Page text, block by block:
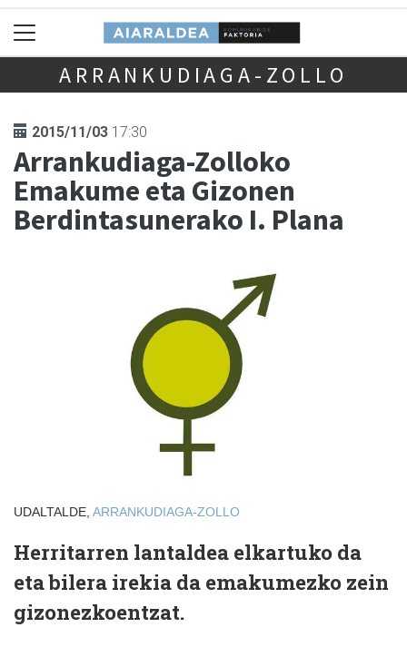
ARRANKUDIAGA-ZOLLO
2015/11/03 17:30
Arrankudiaga-Zolloko
Emakume eta Gizonen
Berdintasunerako I. Plana
UDALTALDE, ARRANKUDIAGA-ZOLLO
Herritarren lantaldea elkartuko da
eta bilera irekia da emakumezko zein
gizonezkoentzat.